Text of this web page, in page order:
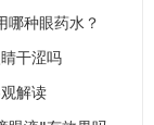
哪种眼药水？
干涩吗
解读